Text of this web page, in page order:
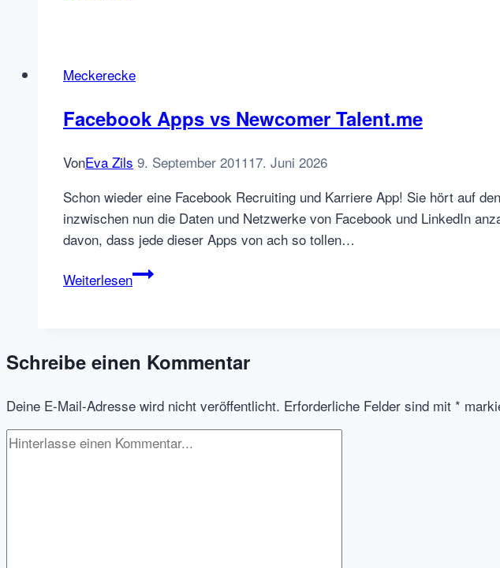
Meckerecke
Facebook Apps vs Newcomer Talent.me
VonEva Zils 9. September 201117. Juni 2026
Schon wieder eine Facebook Recruiting und Karriere App! Sie hört auf
inzwischen nun die Daten und Netzwerke von Facebook und LinkedIn
davon, dass jede dieser Apps von ach so tollen…
WeiterlesenFacebook
Talent.me
Schreibe einen Kommentar
Deine E-Mail-Adresse wird nicht veröffentlicht. Erforderliche Felder sind mit *